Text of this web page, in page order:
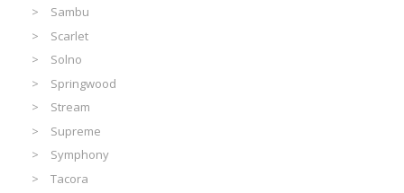
Sambu
Scarlet
Solno
Springwood
Stream
Supreme
Symphony
Tacora